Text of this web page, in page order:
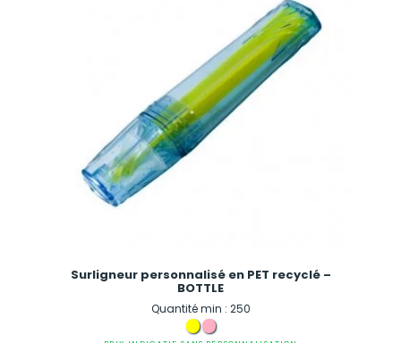
Surligneur personnalisé en PET recyclé –
BOTTLE
Quantité min : 250